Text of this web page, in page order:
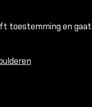
toestemming en